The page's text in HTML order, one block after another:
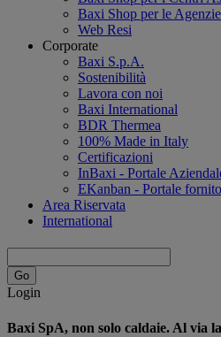
Baxi Shop per le
Web Resi
Corporate
Baxi S.p.A.
Sostenibilità
Lavora con noi
Baxi International
BDR Thermea
100% Made in Italy
Certificazioni
InBaxi - Portale
EKanban - Portale
Area Riservata
International
Login
Baxi SpA, non solo caldaie. Al via